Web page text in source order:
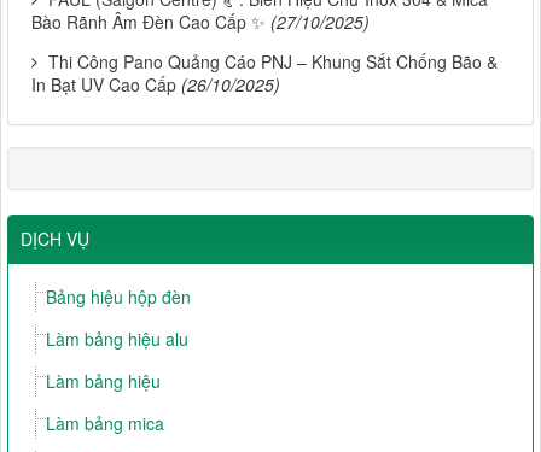
Bào Rãnh Âm Đèn Cao Cấp ✨ (27/10/2025)
Thi Công Pano Quảng Cáo PNJ – Khung Sắt Chống Bão &
In Bạt UV Cao Cấp (26/10/2025)
DỊCH VỤ
Bảng hiệu hộp đèn
Làm bảng hiệu alu
Làm bảng hiệu
Làm bảng mica